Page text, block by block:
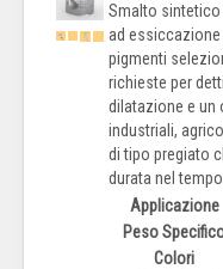
Smalto sintetico
ad essiccazione
pigmenti
richieste per
dilatazione e un
industriali,
di tipo pregiato
durata nel tempo.
Applicazione
Peso
Colori